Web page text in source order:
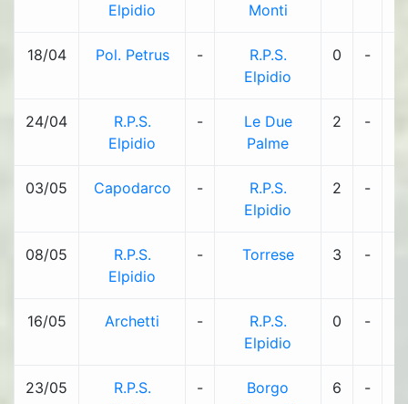
Elpidio
Monti
18/04 Pol. Petrus -
R.P.S.
Elpidio
0 -
24/04
R.P.S.
Elpidio
-
Le Due
Palme
2 -
03/05 Capodarco -
R.P.S.
Elpidio
2 -
08/05
R.P.S.
Elpidio
- Torrese 3 -
16/05 Archetti -
R.P.S.
Elpidio
0 -
23/05
R.P.S.
-
Borgo
6 -